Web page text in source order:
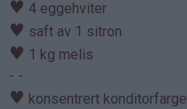
♥ 4 eggehviter
♥ saft av 1 sitron
♥ 1 kg melis
- -
♥ konsentrert konditorfarge